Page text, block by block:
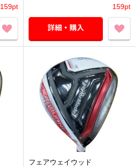
159pt 159pt
フェアウェイウッド